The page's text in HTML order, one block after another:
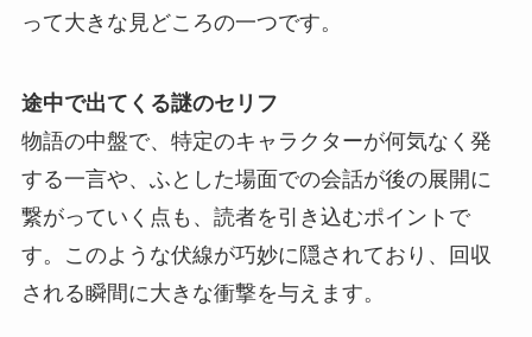
って大きな見どころの一つです。
途中で出てくる謎のセリフ
物語の中盤で、特定のキャラクターが何気なく発
する一言や、ふとした場面での会話が後の展開に
繋がっていく点も、読者を引き込むポイントで
す。このような伏線が巧妙に隠されており、回収
される瞬間に大きな衝撃を与えます。